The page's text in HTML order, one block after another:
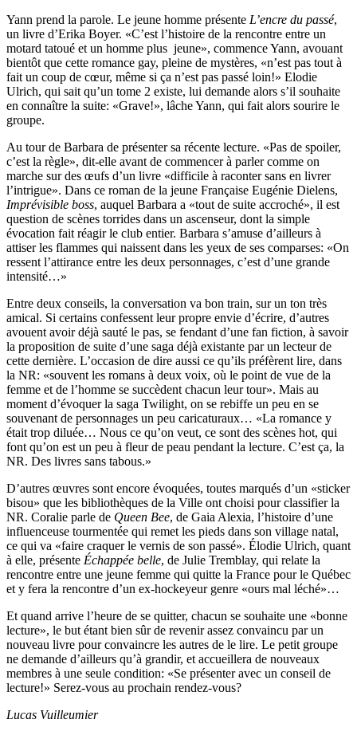
Yann prend la parole. Le jeune homme présente L’encre du passé,
un livre d’Erika Boyer. «C’est l’histoire de la rencontre entre un
motard tatoué et un homme plus jeune», commence Yann, avouant
bientôt que cette romance gay, pleine de mystères, «n’est pas tout à
fait un coup de cœur, même si ça n’est pas passé loin!» Elodie
Ulrich, qui sait qu’un tome 2 existe, lui demande alors s’il souhaite
en connaître la suite: «Grave!», lâche Yann, qui fait alors sourire le
groupe.
Au tour de Barbara de présenter sa récente lecture. «Pas de spoiler,
c’est la règle», dit-elle avant de commencer à parler comme on
marche sur des œufs d’un livre «difficile à raconter sans en livrer
l’intrigue». Dans ce roman de la jeune Française Eugénie Dielens,
Imprévisible boss, auquel Barbara a «tout de suite accroché», il est
question de scènes torrides dans un ascenseur, dont la simple
évocation fait réagir le club entier. Barbara s’amuse d’ailleurs à
attiser les flammes qui naissent dans les yeux de ses comparses: «On
ressent l’attirance entre les deux personnages, c’est d’une grande
intensité…»
Entre deux conseils, la conversation va bon train, sur un ton très
amical. Si certains confessent leur propre envie d’écrire, d’autres
avouent avoir déjà sauté le pas, se fendant d’une fan fiction, à savoir
la proposition de suite d’une saga déjà existante par un lecteur de
cette dernière. L’occasion de dire aussi ce qu’ils préfèrent lire, dans
la NR: «souvent les romans à deux voix, où le point de vue de la
femme et de l’homme se succèdent chacun leur tour». Mais au
moment d’évoquer la saga Twilight, on se rebiffe un peu en se
souvenant de personnages un peu caricaturaux… «La romance y
était trop diluée… Nous ce qu’on veut, ce sont des scènes hot, qui
font qu’on est un peu à fleur de peau pendant la lecture. C’est ça, la
NR. Des livres sans tabous.»
D’autres œuvres sont encore évoquées, toutes marqués d’un «sticker
bisou» que les bibliothèques de la Ville ont choisi pour classifier la
NR. Coralie parle de Queen Bee, de Gaia Alexia, l’histoire d’une
influenceuse tourmentée qui remet les pieds dans son village natal,
ce qui va «faire craquer le vernis de son passé». Élodie Ulrich, quant
à elle, présente Échappée belle, de Julie Tremblay, qui relate la
rencontre entre une jeune femme qui quitte la France pour le Québec
et y fera la rencontre d’un ex-hockeyeur genre «ours mal léché»…
Et quand arrive l’heure de se quitter, chacun se souhaite une «bonne
lecture», le but étant bien sûr de revenir assez convaincu par un
nouveau livre pour convaincre les autres de le lire. Le petit groupe
ne demande d’ailleurs qu’à grandir, et accueillera de nouveaux
membres à une seule condition: «Se présenter avec un conseil de
lecture!» Serez-vous au prochain rendez-vous?
Lucas Vuilleumier